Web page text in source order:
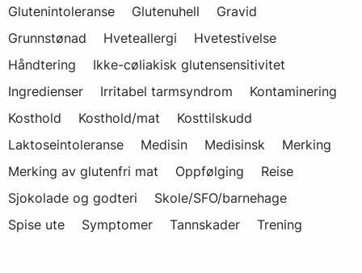
Glutenintoleranse
Glutenuhell
Gravid
Grunnstønad
Hveteallergi
Hvetestivelse
Håndtering
Ikke-cøliakisk glutensensitivitet
Ingredienser
Irritabel tarmsyndrom
Kontaminering
Kosthold
Kosthold/mat
Kosttilskudd
Laktoseintoleranse
Medisin Medisinsk
Merking
Merking av glutenfri mat
Oppfølging
Reise
Sjokolade og godteri
Skole/SFO/barnehage
Spise ute
Symptomer Tannskader Trening